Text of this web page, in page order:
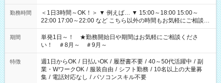
勤務時間
＜1日3時間～OK！＞ ▼ 例えば… ▼ 15:00～18:00 15:00～
22:00 17:00～22:00 など こちら以外の時間もお気軽にご相談く
ださい！
期間
単発1日～！ ★勤務開始日や期間はお気軽にご相談くださ
い！ ＃8月～ ＃9月～
特徴 週1日からOK / 日払いOK / 履歴書不要 / 40～50代活躍中 / 副
業・WワークOK / 服装自由 / シフト勤務 / 10名以上の大量募
集 / 電話対応なし / パソコンスキル不要